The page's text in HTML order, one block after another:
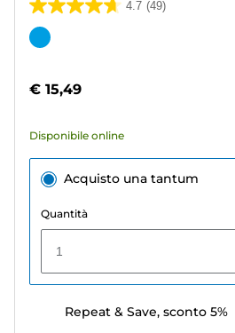
4.7 (49)
4.7
su
49
Cartuccia
colori
€ 15,49
Disponibile online
Acquisto una tantum
Quantità
1
Repeat & Save, sconto 5%